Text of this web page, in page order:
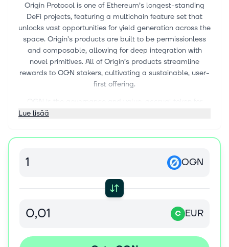
Origin Protocol is one of Ethereum’s longest-standing
DeFi projects, featuring a multichain feature set that
unlocks vast opportunities for yield generation across the
space. Origin’s products are built to be permissionless
and composable, allowing for deep integration with
novel primitives. All of Origin’s products streamline
rewards to OGN stakers, cultivating a sustainable, user-
first offering.
Origin’s sprawling yield ecosystem. Users can stake
power across Origin’s product suite.
month – 1 year. Users who stake OGN receive xOGN
lock-up period. xOGN grants holders economic and
voting rights during the staking period.
Rewards: Origin takes a performance fee from its yield
OGN stakers in the form of extra rewards, while the
Lue lisää
OGN
€ EUR